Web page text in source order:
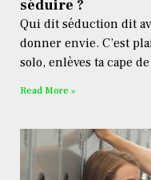
séduire ?
Qui dit séduction dit
donner envie. C’est
solo, enlèves ta cape
Read More »